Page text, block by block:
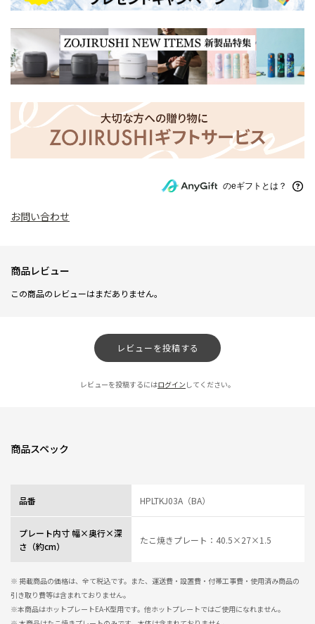
のeギフトとは？
お問い合わせ
商品レビュー
この商品のレビューはまだありません。
レビューを投稿する
レビューを投稿するにはログイン してください。
商品スペック
品番 HPLTKJ03A（BA）
プレート内寸 幅×奥行×深
さ（約cm）
たこ焼きプレート：40.5×27×1.5
※ 掲載商品の価格は、全て税込です。また、運送費・設置費・付帯工事費・使用済み商品の
引き取り費等は含まれておりません。
※本商品はホットプレートEA-K型用です。他ホットプレートではご使用になれません。